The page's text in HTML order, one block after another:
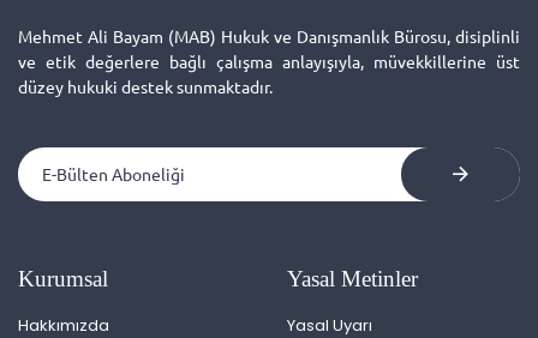
Mehmet Ali Bayam (MAB) Hukuk ve Danışmanlık Bürosu, disiplinli
ve etik değerlere bağlı çalışma anlayışıyla, müvekkillerine üst
düzey hukuki destek sunmaktadır.
Kurumsal
Hakkımızda
Yasal Metinler
Yasal Uyarı